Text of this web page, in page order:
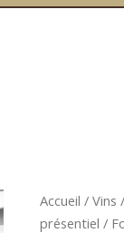
Accueil / Vins /
présentiel /